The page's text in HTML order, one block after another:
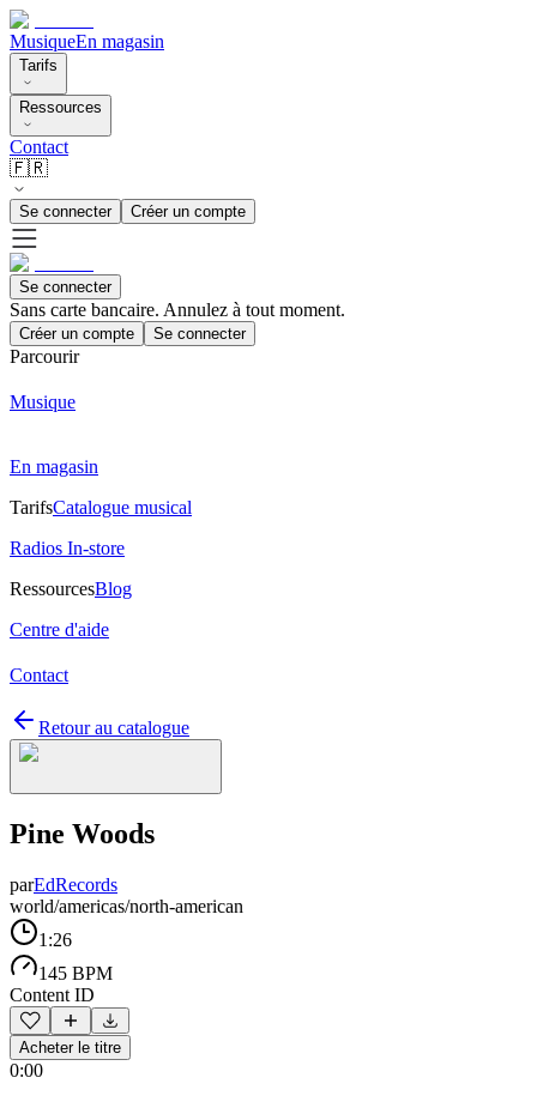
MusiqueEn magasin
Tarifs
Ressources
Contact
🇫🇷
Se connecter Créer un compte
Se connecter
Sans carte bancaire. Annulez à tout moment.
Créer un compte Se connecter
Parcourir
Musique
En magasin
TarifsCatalogue musical
Radios In-store
RessourcesBlog
Centre d'aide
Contact
Retour au catalogue
Pine Woods
parEdRecords
world/americas/north-american
1:26
145 BPM
Content ID
Acheter le titre
0:00